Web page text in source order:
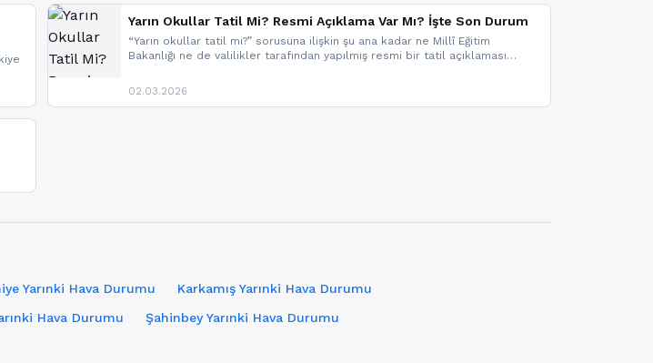
Yarın Okullar Tatil Mi? Resmi Açıklama Var Mı? İşte Son Durum
“Yarın okullar tatil mi?” sorusuna ilişkin şu ana kadar ne Millî Eğitim
Bakanlığı ne de valilikler tarafından yapılmış resmi bir tatil açıklaması
paylaşacağız. En hızlı şekilde haberdar olmak için sitemizi takip edebilir ve
02.03.2026
Yarınki Hava Durumu
Karkamış Yarınki Hava Durumu
Hava Durumu
Şahinbey Yarınki Hava Durumu